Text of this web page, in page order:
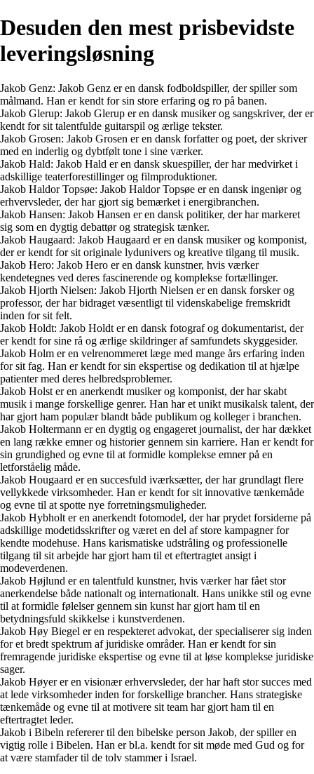
Desuden den mest prisbevidste
leveringsløsning
Jakob Genz: Jakob Genz er en dansk fodboldspiller, der spiller som
målmand. Han er kendt for sin store erfaring og ro på banen.
Jakob Glerup: Jakob Glerup er en dansk musiker og sangskriver, der er
kendt for sit talentfulde guitarspil og ærlige tekster.
Jakob Grosen: Jakob Grosen er en dansk forfatter og poet, der skriver
med en inderlig og dybtfølt tone i sine værker.
Jakob Hald: Jakob Hald er en dansk skuespiller, der har medvirket i
adskillige teaterforestillinger og filmproduktioner.
Jakob Haldor Topsøe: Jakob Haldor Topsøe er en dansk ingeniør og
erhvervsleder, der har gjort sig bemærket i energibranchen.
Jakob Hansen: Jakob Hansen er en dansk politiker, der har markeret
sig som en dygtig debattør og strategisk tænker.
Jakob Haugaard: Jakob Haugaard er en dansk musiker og komponist,
der er kendt for sit originale lydunivers og kreative tilgang til musik.
Jakob Hero: Jakob Hero er en dansk kunstner, hvis værker
kendetegnes ved deres fascinerende og komplekse fortællinger.
Jakob Hjorth Nielsen: Jakob Hjorth Nielsen er en dansk forsker og
professor, der har bidraget væsentligt til videnskabelige fremskridt
inden for sit felt.
Jakob Holdt: Jakob Holdt er en dansk fotograf og dokumentarist, der
er kendt for sine rå og ærlige skildringer af samfundets skyggesider.
Jakob Holm er en velrenommeret læge med mange års erfaring inden
for sit fag. Han er kendt for sin ekspertise og dedikation til at hjælpe
patienter med deres helbredsproblemer.
Jakob Holst er en anerkendt musiker og komponist, der har skabt
musik i mange forskellige genrer. Han har et unikt musikalsk talent, der
har gjort ham populær blandt både publikum og kolleger i branchen.
Jakob Holtermann er en dygtig og engageret journalist, der har dækket
en lang række emner og historier gennem sin karriere. Han er kendt for
sin grundighed og evne til at formidle komplekse emner på en
letforståelig måde.
Jakob Hougaard er en succesfuld iværksætter, der har grundlagt flere
vellykkede virksomheder. Han er kendt for sit innovative tænkemåde
og evne til at spotte nye forretningsmuligheder.
Jakob Hybholt er en anerkendt fotomodel, der har prydet forsiderne på
adskillige modetidsskrifter og været en del af store kampagner for
kendte modehuse. Hans karismatiske udstråling og professionelle
tilgang til sit arbejde har gjort ham til et eftertragtet ansigt i
modeverdenen.
Jakob Højlund er en talentfuld kunstner, hvis værker har fået stor
anerkendelse både nationalt og internationalt. Hans unikke stil og evne
til at formidle følelser gennem sin kunst har gjort ham til en
betydningsfuld skikkelse i kunstverdenen.
Jakob Høy Biegel er en respekteret advokat, der specialiserer sig inden
for et bredt spektrum af juridiske områder. Han er kendt for sin
fremragende juridiske ekspertise og evne til at løse komplekse juridiske
sager.
Jakob Høyer er en visionær erhvervsleder, der har haft stor succes med
at lede virksomheder inden for forskellige brancher. Hans strategiske
tænkemåde og evne til at motivere sit team har gjort ham til en
eftertragtet leder.
Jakob i Bibeln refererer til den bibelske person Jakob, der spiller en
vigtig rolle i Bibelen. Han er bl.a. kendt for sit møde med Gud og for
at være stamfader til de tolv stammer i Israel.